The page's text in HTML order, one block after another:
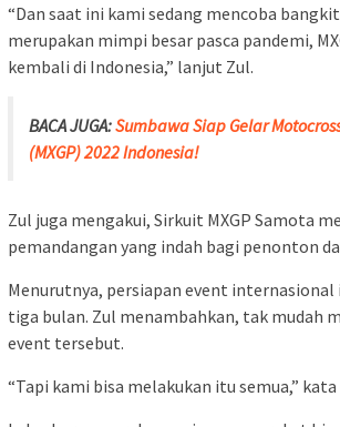
“Dan saat ini kami sedang mencoba
merupakan mimpi besar pasca pandemi,
kembali di Indonesia,” lanjut Zul.
BACA JUGA:Sumbawa Siap Gelar
(MXGP) 2022 Indonesia!
Zul juga mengakui, Sirkuit MXGP Samota
pemandangan yang indah bagi penonton
Menurutnya, persiapan event
tiga bulan. Zul menambahkan, tak mudah
event tersebut.
“Tapi kami bisa melakukan itu semua,” kata